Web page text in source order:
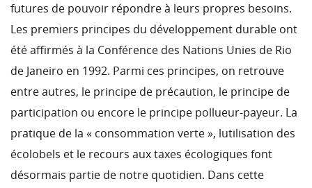
futures de pouvoir répondre à leurs propres besoins.
Les premiers principes du développement durable ont
été affirmés à la Conférence des Nations Unies de Rio
de Janeiro en 1992. Parmi ces principes, on retrouve
entre autres, le principe de précaution, le principe de
participation ou encore le principe pollueur-payeur. La
pratique de la « consommation verte », lutilisation des
écolobels et le recours aux taxes écologiques font
désormais partie de notre quotidien. Dans cette